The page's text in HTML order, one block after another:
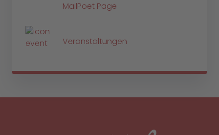
MailPoet Page
Veranstaltungen